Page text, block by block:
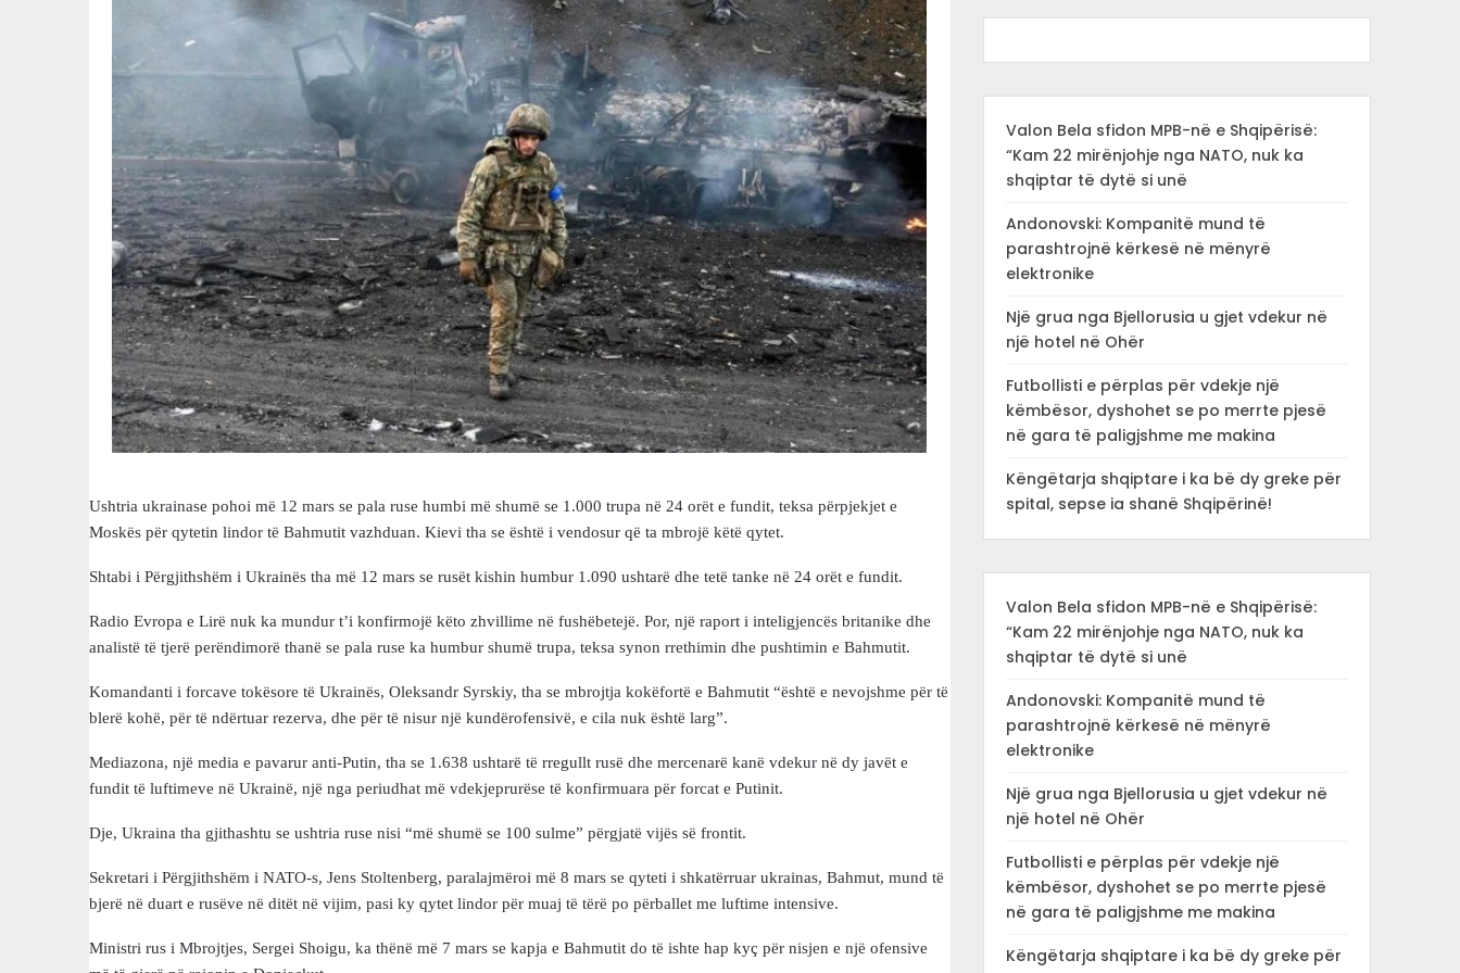
Ushtria ukrainase pohoi më 12 mars se pala ruse humbi më shumë se 1.000 trupa në 24 orët e fundit, teksa përpjekjet e
Moskës për qytetin lindor të Bahmutit vazhduan. Kievi tha se është i vendosur që ta mbrojë këtë qytet.
Shtabi i Përgjithshëm i Ukrainës tha më 12 mars se rusët kishin humbur 1.090 ushtarë dhe tetë tanke në 24 orët e fundit.
Radio Evropa e Lirë nuk ka mundur t’i konfirmojë këto zhvillime në fushëbetejë. Por, një raport i inteligjencës britanike dhe
analistë të tjerë perëndimorë thanë se pala ruse ka humbur shumë trupa, teksa synon rrethimin dhe pushtimin e Bahmutit.
Komandanti i forcave tokësore të Ukrainës, Oleksandr Syrskiy, tha se mbrojtja kokëfortë e Bahmutit “është e nevojshme për të
blerë kohë, për të ndërtuar rezerva, dhe për të nisur një kundërofensivë, e cila nuk është larg”.
Mediazona, një media e pavarur anti-Putin, tha se 1.638 ushtarë të rregullt rusë dhe mercenarë kanë vdekur në dy javët e
fundit të luftimeve në Ukrainë, një nga periudhat më vdekjeprurëse të konfirmuara për forcat e Putinit.
Dje, Ukraina tha gjithashtu se ushtria ruse nisi “më shumë se 100 sulme” përgjatë vijës së frontit.
Sekretari i Përgjithshëm i NATO-s, Jens Stoltenberg, paralajmëroi më 8 mars se qyteti i shkatërruar ukrainas, Bahmut, mund të
bjerë në duart e rusëve në ditët në vijim, pasi ky qytet lindor për muaj të tërë po përballet me luftime intensive.
Ministri rus i Mbrojtjes, Sergei Shoigu, ka thënë më 7 mars se kapja e Bahmutit do të ishte hap kyç për nisjen e një ofensive
Valon Bela sfidon MPB-në e Shqipërisë:
“Kam 22 mirënjohje nga NATO, nuk ka
shqiptar të dytë si unë
Andonovski: Kompanitë mund të
parashtrojnë kërkesë në mënyrë
elektronike
Një grua nga Bjellorusia u gjet vdekur në
një hotel në Ohër
Futbollisti e përplas për vdekje një
këmbësor, dyshohet se po merrte pjesë
në gara të paligjshme me makina
Këngëtarja shqiptare i ka bë dy greke për
spital, sepse ia shanë Shqipërinë!
Valon Bela sfidon MPB-në e Shqipërisë:
“Kam 22 mirënjohje nga NATO, nuk ka
shqiptar të dytë si unë
Andonovski: Kompanitë mund të
parashtrojnë kërkesë në mënyrë
elektronike
Një grua nga Bjellorusia u gjet vdekur në
një hotel në Ohër
Futbollisti e përplas për vdekje një
këmbësor, dyshohet se po merrte pjesë
në gara të paligjshme me makina
Këngëtarja shqiptare i ka bë dy greke për